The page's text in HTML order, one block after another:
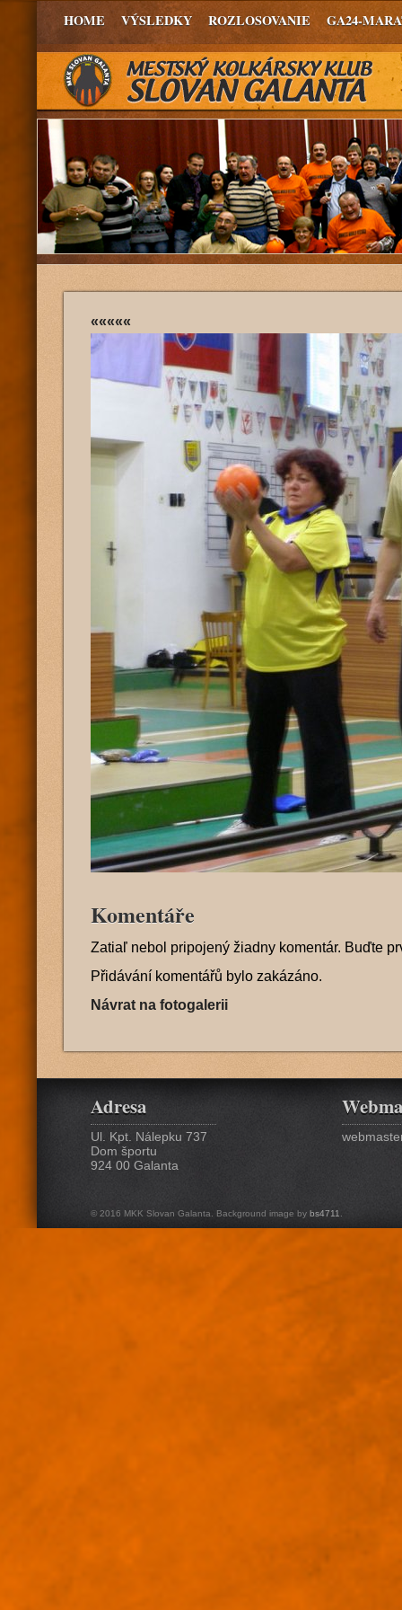
HOME VÝSLEDKY ROZLOSOVANIE GA24-
«««««
Komentáře
Zatiaľ nebol pripojený žiadny komentár. Buďte
Přidávání komentářů bylo zakázáno.
Návrat na fotogalerii
Adresa
Ul. Kpt. Nálepku 737
Dom športu
924 00 Galanta
© 2016 MKK Slovan Galanta. Background image by bs4711